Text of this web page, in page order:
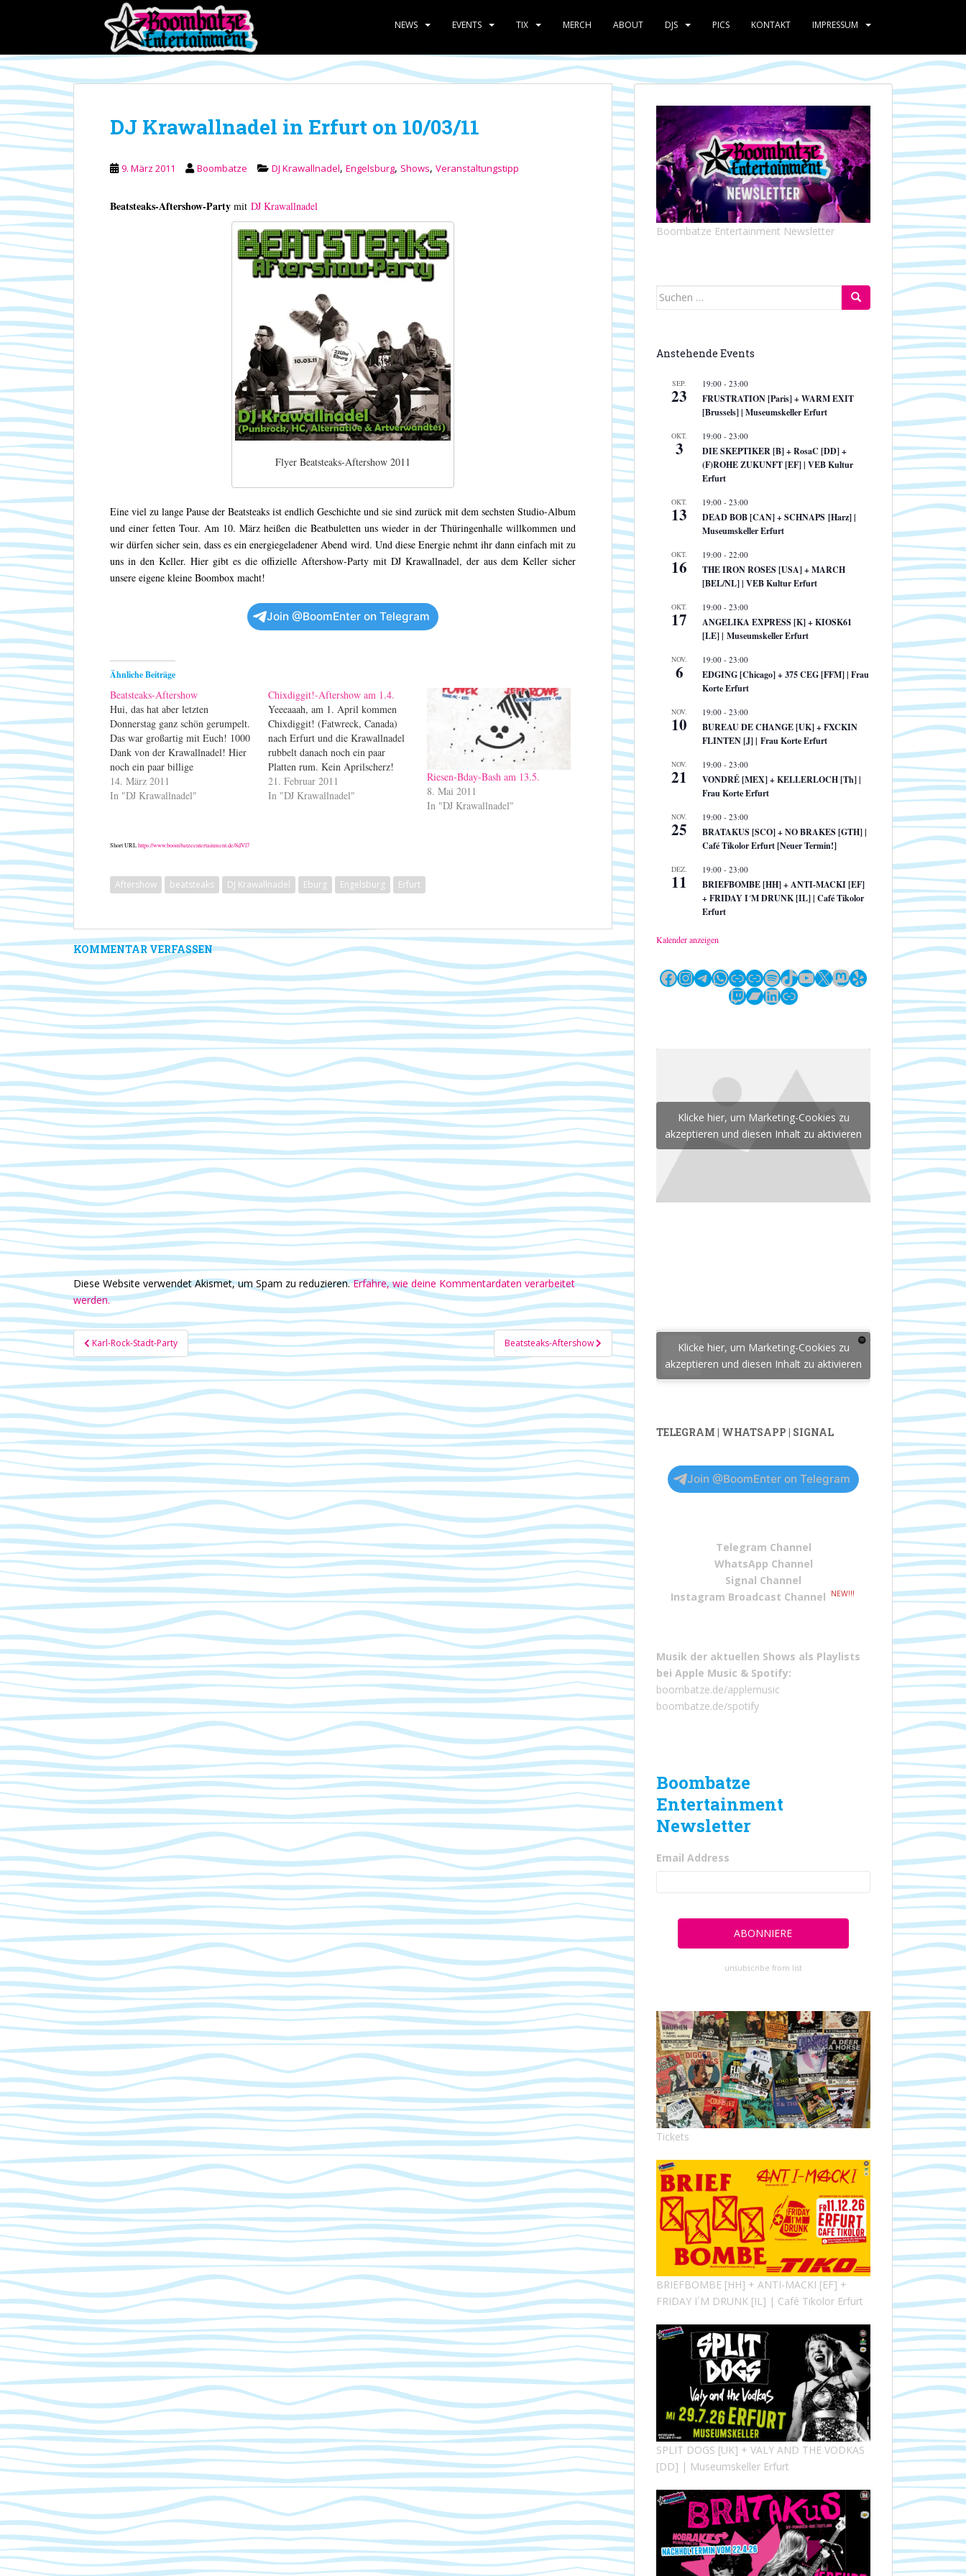
p
t
o
m
a
c
t
e
n
NEWS EVENTS TIX MERCH ABOUT DJS PICS KONTAKT IMPRESSUM
DJ Krawallnadel in Erfurt on 10/03/11
9. März 2011 Boombatze DJ Krawallnadel, Engelsburg, Shows, Veranstaltungstipp
Beatsteaks-Aftershow-Party mit DJ Krawallnadel
Flyer Beatsteaks-Aftershow 2011
Eine viel zu lange Pause der Beatsteaks ist endlich Geschichte und sie sind zurück mit dem sechsten Studio-Album
und einer fetten Tour. Am 10. März heißen die Beatbuletten uns wieder in der Thüringenhalle willkommen und
wir dürfen sicher sein, dass es ein energiegeladener Abend wird. Und diese Energie nehmt ihr dann einfach mit zu
uns in den Keller. Hier gibt es die offizielle Aftershow-Party mit DJ Krawallnadel, der aus dem Keller sicher
unsere eigene kleine Boombox macht!
Join @BoomEnter on Telegram
Ähnliche Beiträge
Beatsteaks-Aftershow
Hui, das hat aber letzten
Donnerstag ganz schön gerumpelt.
Das war großartig mit Euch! 1000
Dank von der Krawallnadel! Hier
noch ein paar billige
Schnappschüsse:
14. März 2011
In "DJ Krawallnadel"
Chixdiggit!-Aftershow am 1.4.
Yeeeaaah, am 1. April kommen
Chixdiggit! (Fatwreck, Canada)
nach Erfurt und die Krawallnadel
rubbelt danach noch ein paar
Platten rum. Kein Aprilscherz!
21. Februar 2011
In "DJ Krawallnadel"
Riesen-Bday-Bash am 13.5.
8. Mai 2011
In "DJ Krawallnadel"
Short URLhttps://www.boombatzeentertainment.de/8dVl7
Aftershow beatsteaks DJ Krawallnadel Eburg Engelsburg Erfurt
KOMMENTAR VERFASSEN
Diese Website verwendet Akismet, um Spam zu reduzieren.Erfahre, wie deine Kommentardaten verarbeitet
werden.
Beitragsnavigation
Karl-Rock-Stadt-Party Beatsteaks-Aftershow
Boombatze Entertainment Newsletter
Suchen
Anstehende Events
SEP.
23
19:00 - 23:00
FRUSTRATION [Paris] + WARM EXIT
[Brussels] | Museumskeller Erfurt
OKT.
3
19:00 - 23:00
DIE SKEPTIKER [B] + RosaC [DD] +
(F)ROHE ZUKUNFT [EF] | VEB Kultur
Erfurt
OKT.
13
19:00 - 23:00
DEAD BOB [CAN] + SCHNAPS [Harz] |
Museumskeller Erfurt
OKT.
16
19:00 - 22:00
THE IRON ROSES [USA] + MARCH
[BEL/NL] | VEB Kultur Erfurt
OKT.
17
19:00 - 23:00
ANGELIKA EXPRESS [K] + KIOSK61
[LE] | Museumskeller Erfurt
NOV.
6
19:00 - 23:00
EDGING [Chicago] + 375 CEG [FFM] | Frau
Korte Erfurt
NOV.
10
19:00 - 23:00
BUREAU DE CHANGE [UK] + FXCKIN
FLINTEN [J] | Frau Korte Erfurt
NOV.
21
19:00 - 23:00
VONDRÉ [MEX] + KELLERLOCH [Th] |
Frau Korte Erfurt
NOV.
25
19:00 - 23:00
BRATAKUS [SCO] + NO BRAKES [GTH] |
Café Tikolor Erfurt [Neuer Termin!]
DEZ.
11
19:00 - 23:00
BRIEFBOMBE [HH] + ANTI-MACKI [EF]
+ FRIDAY I´M DRUNK [IL] | Café Tikolor
Erfurt
Kalender anzeigen
Facebook
Instagram
Telegram
WhatsApp
LinkLinkSpotify
TikTok
YouTube
X Mastodon
Yelp
Twitch
Bandcamp
LinkedIn
Link
Klicke hier, um Marketing-Cookies zu
akzeptieren und diesen Inhalt zu aktivieren
Klicke hier, um Marketing-Cookies zu
akzeptieren und diesen Inhalt zu aktivieren
TELEGRAM | WHATSAPP | SIGNAL
Join @BoomEnter on Telegram
Telegram Channel
WhatsApp Channel
Signal Channel
Instagram Broadcast Channel
NEW!!!
Musik der aktuellen Shows als Playlists
bei Apple Music & Spotify:
boombatze.de/applemusic
boombatze.de/spotify
Boombatze
Entertainment
Newsletter
Email Address
unsubscribe from list
Tickets
BRIEFBOMBE [HH] + ANTI-MACKI [EF] +
FRIDAY I´M DRUNK [IL] | Café Tikolor Erfurt
SPLIT DOGS [UK] + VALY AND THE VODKAS
[DD] | Museumskeller Erfurt